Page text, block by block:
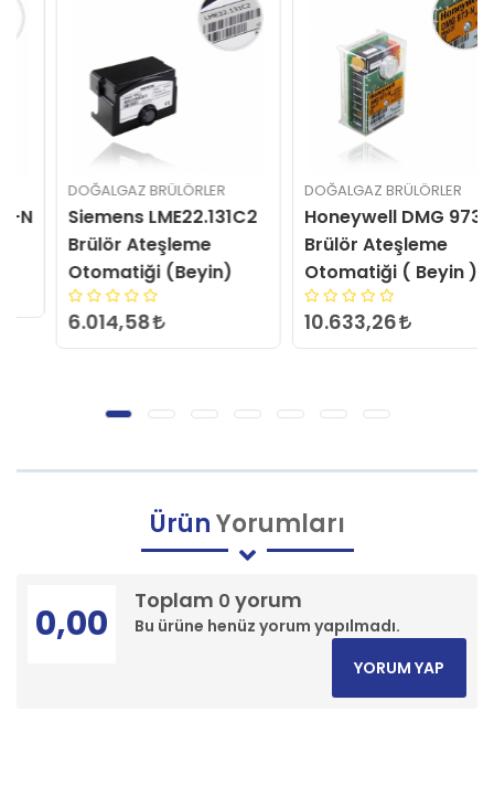
DOĞALGAZ BRÜLÖRLER
Siemens LME22.131C2
Brülör Ateşleme
Otomatiği (Beyin)
6.014,58
DOĞALGAZ BRÜLÖRLER
Honeywell DMG 973-N
Brülör Ateşleme
Otomatiği ( Beyin )
10.633,26
ÜrünYorumları
Toplam 0 yorum
Bu ürüne henüz yorum yapılmadı.
0,00
YORUM YAP